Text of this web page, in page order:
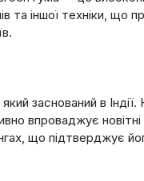
та іншої техніки, що
заснований в
впроваджує
що підтверджує